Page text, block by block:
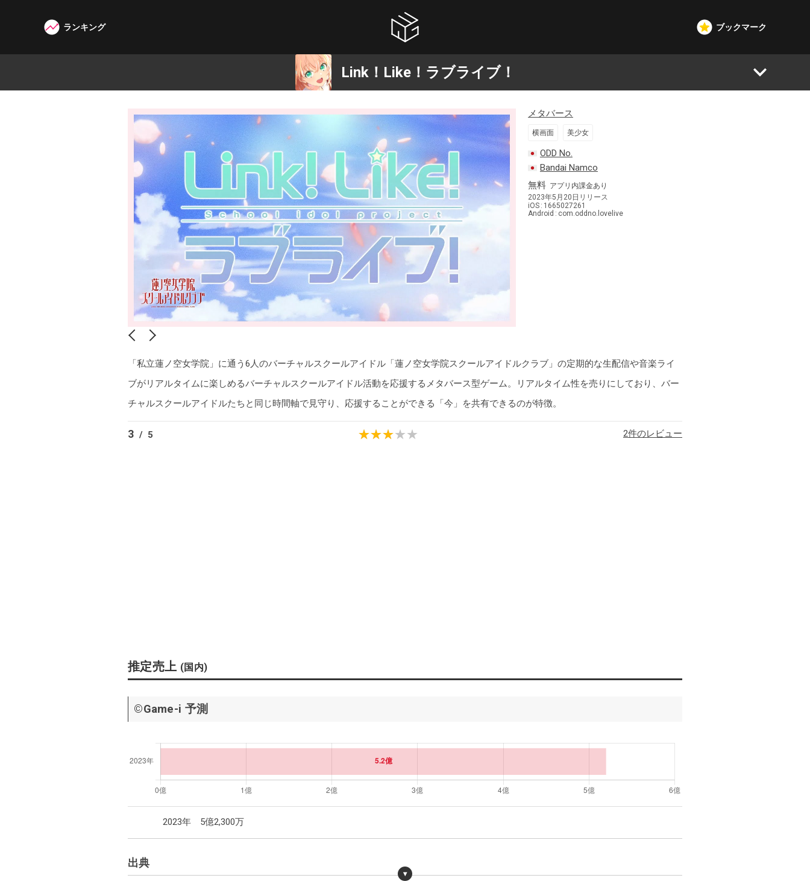
W3G
ランキング ブックマーク
Link！Like！ラブライブ！
「私立蓮ノ空女学院」に通う6人のバーチャルスクールアイドル「蓮ノ空女学院スクールアイドルクラブ」の定期的な生配信や音楽ライ
ブがリアルタイムに楽しめるバーチャルスクールアイドル活動を応援するメタバース型ゲーム。リアルタイム性を売りにしており、バー
チャルスクールアイドルたちと同じ時間軸で見守り、応援することができる「今」を共有できるのが特徴。
メタバース
横画面 美少女
日本
ODD No.
日本
Bandai Namco
無料 アプリ内課金あり
2023年5月20日 リリース
iOS 1665027261
Android
com.oddno.lovelive
3 / 5 2件のレビュー
推定売上 (国内)
©Game-i 予測
2023年 5億2,300万
出典